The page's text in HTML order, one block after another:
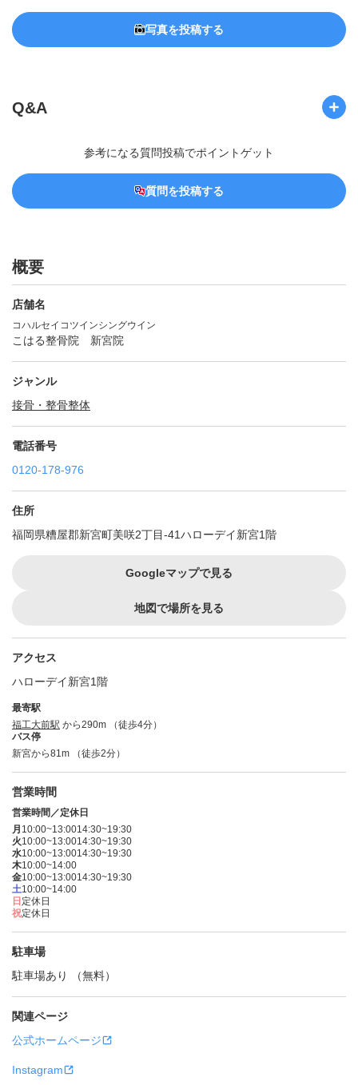
写真を投稿する
Q&A
参考になる質問投稿でポイントゲット
質問を投稿する
概要
店舗名
コハルセイコツインシングウイン
こはる整骨院 新宮院
ジャンル
接骨・整骨整体
電話番号
0120-178-976
住所
福岡県糟屋郡新宮町美咲2丁目-41ハローデイ新宮1階
Googleマップで見る
地図で場所を見る
アクセス
ハローデイ新宮1階
最寄駅
福工大前駅 から290m （徒歩4分）
バス停
新宮から81m （徒歩2分）
営業時間
営業時間／定休日
月 10:00~13:0014:30~19:30
火10:00~13:0014:30~19:30
水10:00~13:0014:30~19:30
木10:00~14:00
金10:00~13:0014:30~19:30
土10:00~14:00
日 定休日
祝定休日
駐車場
駐車場あり （無料）
関連ページ
公式ホームページ
Instagram